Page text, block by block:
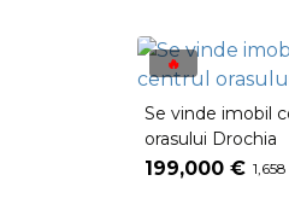
🔥
Se vinde imobil
orasului Drochia
199,000 €